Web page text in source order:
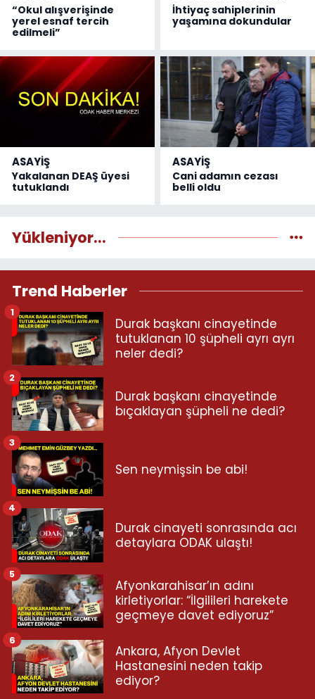
“Okul alışverişinde
yerel esnaf tercih
edilmeli”
İhtiyaç sahiplerinin
yaşamına dokundular
ASAYİŞ
Yakalanan DEAŞ üyesi
tutuklandı
ASAYİŞ
Cani adamın cezası
belli oldu
Yükleniyor...
Trend Haberler
Durak başkanı cinayetinde
tutuklanan 10 şüpheli ayrı ayrı
neler dedi?
1
Durak başkanı cinayetinde
bıçaklayan şüpheli ne dedi?
2
Sen neymişsin be abi!
3
Durak cinayeti sonrasında acı
detaylara ODAK ulaştı!
4
Afyonkarahisar’ın adını
kirletiyorlar: “İlgilileri harekete
geçmeye davet ediyoruz”
5
Ankara, Afyon Devlet
Hastanesini neden takip
ediyor?
6